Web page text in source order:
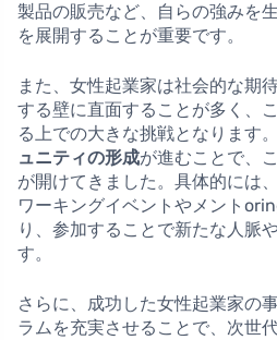
製品の販売など、自らの強みを
を展開することが重要です。
また、女性起業家は社会的な期
する壁に直面することが多く、
る上での大きな挑戦となります。
ュニティの形成が進むことで、
が開けてきました。具体的には
ワーキングイベントやメント
り、参加することで新たな人脈
す。
さらに、成功した女性起業家の
ラムを充実させることで、次世